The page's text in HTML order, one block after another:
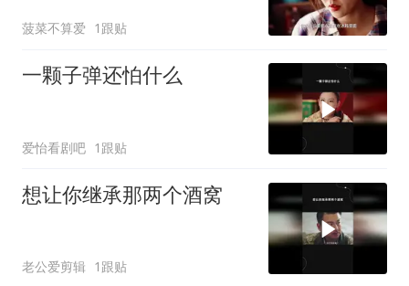
菠菜不算爱 1跟贴
一颗子弹还怕什么
爱怡看剧吧 1跟贴
想让你继承那两个酒窝
老公爱剪辑 1跟贴